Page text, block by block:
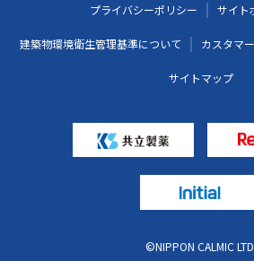
プライバシーポリシー サイト
建築物環境衛生管理基準について カスタマ
サイトマップ
©NIPPON CALMIC